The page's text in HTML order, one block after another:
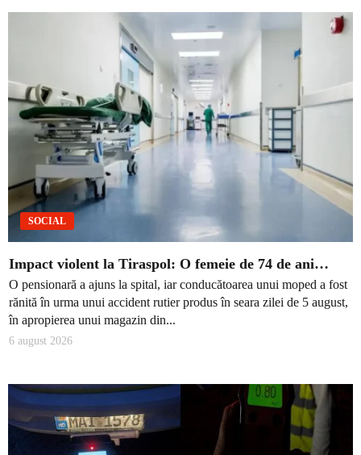
SOCIAL
Impact violent la Tiraspol: O femeie de 74 de ani…
O pensionară a ajuns la spital, iar conducătoarea unui moped a fost
rănită în urma unui accident rutier produs în seara zilei de 5 august,
în apropierea unui magazin din...
6 august 2026